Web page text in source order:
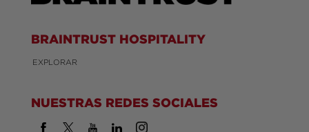
BRAINTRUST HOSPITALITY
EXPLORAR
NUESTRAS REDES SOCIALES